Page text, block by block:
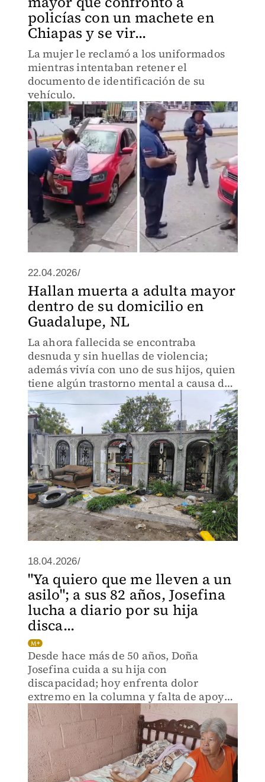
policías con un machete en
Chiapas y se vir...
La mujer le reclamó a los uniformados
mientras intentaban retener el
documento de identificación de su
vehículo.
22.04.2026/
Hallan muerta a adulta mayor
dentro de su domicilio en
Guadalupe, NL
La ahora fallecida se encontraba
desnuda y sin huellas de violencia;
además vivía con uno de sus hijos, quien
tiene algún trastorno mental a causa de
las adicciones.
18.04.2026/
"Ya quiero que me lleven a un
asilo"; a sus 82 años, Josefina
lucha a diario por su hija
disca...
Desde hace más de 50 años, Doña
Josefina cuida a su hija con
discapacidad; hoy enfrenta dolor
extremo en la columna y falta de apoyo
médico en Tampico.